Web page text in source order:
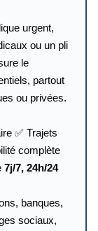
urgent,
ou un pli
le
partout
ou privées.
✅ Trajets
complète
7j/7, 24h/24
banques,
sociaux,